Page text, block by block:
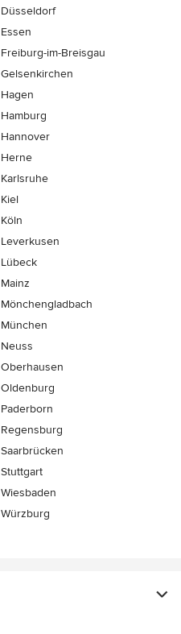
Düsseldorf
Essen
Freiburg-im-Breisgau
Gelsenkirchen
Hagen
Hamburg
Hannover
Herne
Karlsruhe
Kiel
Köln
Leverkusen
Lübeck
Mainz
Mönchen­gladbach
München
Neuss
Oberhausen
Oldenburg
Paderborn
Regensburg
Saarbrücken
Stuttgart
Wiesbaden
Würzburg